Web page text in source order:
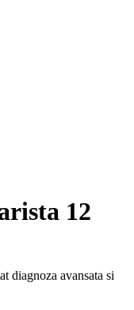
12
diagnoza avansata si